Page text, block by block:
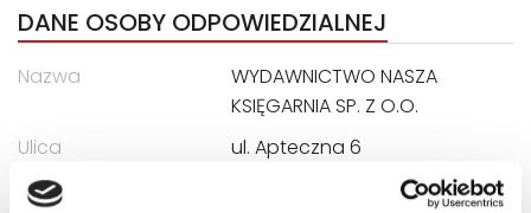
DANE OSOBY ODPOWIEDZIALNEJ
Nazwa
WYDAWNICTWO NASZA
KSIĘGARNIA SP. Z O.O.
Ulica
ul. Apteczna 6
Kod pocztowy